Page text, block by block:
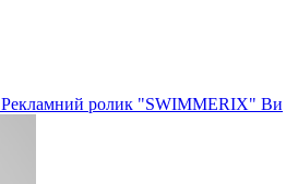
Рекламний ролик "SWIMMERIX" Ви